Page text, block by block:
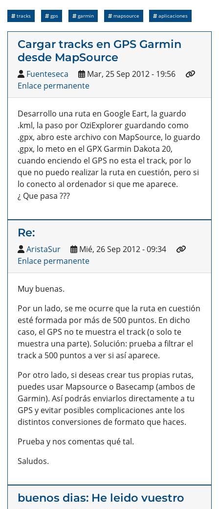
tracks gps garmin mapsource aplicaciones
Cargar tracks en GPS Garmin
desde MapSource
Fuenteseca
Mar, 25 Sep 2012 - 19:56
Enlace permanente
Desarrollo una ruta en Google Eart, la guardo
.kml, la paso por OziExplorer guardando como
.gpx, abro este archivo con MapSource, lo guardo
.gpx, lo meto en el GPX Garmin Dakota 20,
cuando enciendo el GPS no esta el track, por lo
que no puedo realizar la ruta en cuestión, pero si
lo conecto al ordenador si que me aparece.
¿ Que pasa ???
Re:
AristaSur
Mié, 26 Sep 2012 - 09:34
Enlace permanente
Muy buenas.
Por un lado, se me ocurre que la ruta en cuestión
esté formada por más de 500 puntos. En dicho
caso, el GPS no te muestra el track (o solo te
muestra una parte). Solución: prueba a filtrar el
track a 500 puntos a ver si así aparece.
Por otro lado, si deseas crear tus propias rutas,
puedes usar Mapsource o Basecamp (ambos de
Garmin). Así podrás enviarlos directamente a tu
GPS y evitar posibles complicaciones ante los
distintos conversiones de formato que haces.
Prueba y nos comentas qué tal.
Saludos.
buenos dias: He leido vuestro